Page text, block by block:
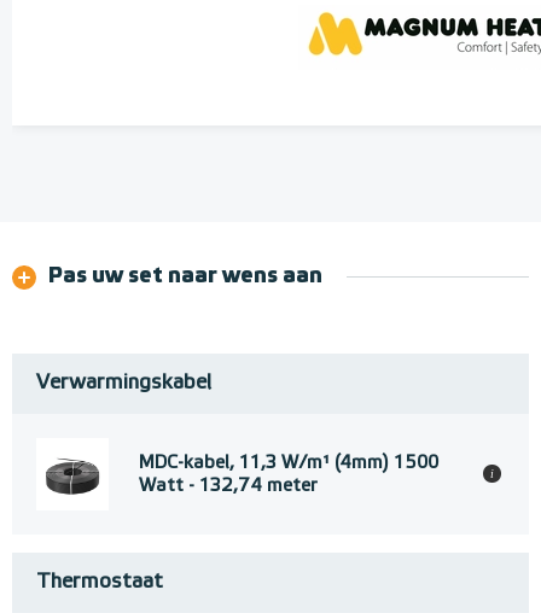
Pas uw set naar wens aan
Verwarmingskabel
MDC-kabel, 11,3 W/m¹ (4mm) 1500
Watt - 132,74 meter
i
Thermostaat